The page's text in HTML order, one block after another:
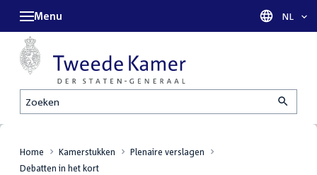
Zoeken
Menu Taal
NL
Home Kamerstukken
Plenaire verslagen
Debatten in het kort